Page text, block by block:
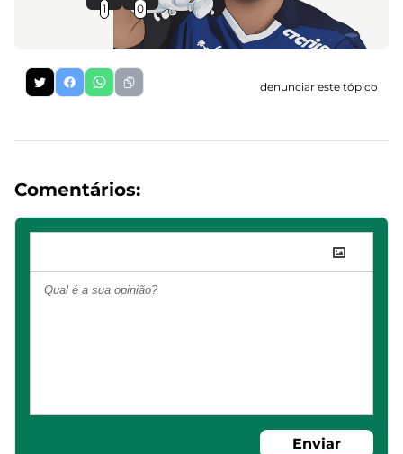
1 0
denunciar este tópico
Comentários:
Enviar